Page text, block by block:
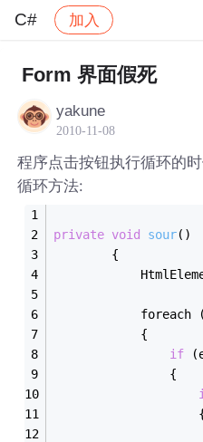
C# 加入
社区 C# 帖子详情
Form 界面假死
yakune
2010-11-08
程序点击按钮执行循环的
循环方法:
private void sour()
        {
foreach
            {
if
                {